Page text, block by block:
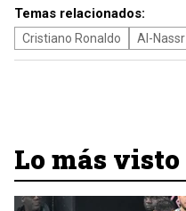
Temas relacionados:
Cristiano Ronaldo Al-Nassr
Lo más visto